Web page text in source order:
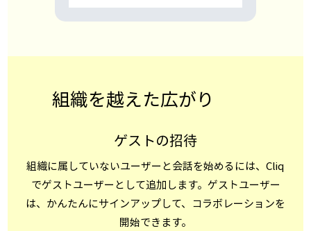
組織を越えた広がり
ゲストの招待
組織に属していないユーザーと会話を始めるには、Cliq
でゲストユーザーとして追加します。ゲストユーザー
は、かんたんにサインアップして、コラボレーションを
開始できます。